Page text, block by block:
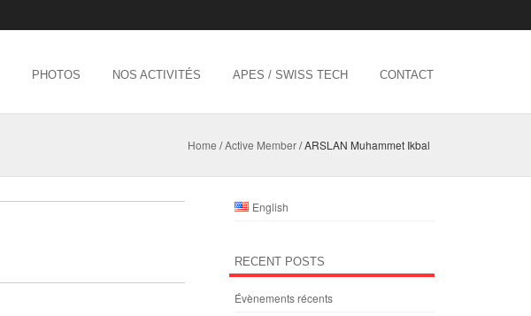
PHOTOS NOS ACTIVITÉS APES / SWISS TECH CONTACT
Home /Active Member/ARSLAN Muhammet Ikbal
English
RECENT POSTS
Évènements récents